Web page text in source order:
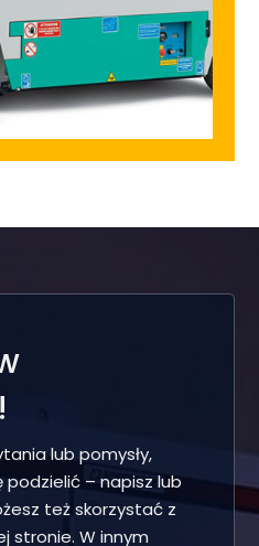
lub pomysły,
podzielić – napisz lub
też skorzystać z
stronie. W innym